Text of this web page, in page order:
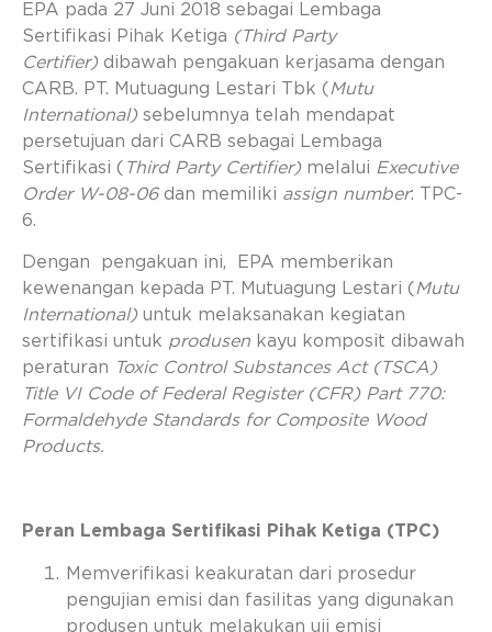
EPA pada 27 Juni 2018 sebagai Lembaga
Sertifikasi Pihak Ketiga (Third Party
Certifier) dibawah pengakuan kerjasama dengan
CARB. PT. Mutuagung Lestari Tbk ( Mutu
International) sebelumnya telah mendapat
persetujuan dari CARB sebagai Lembaga
Sertifikasi ( Third Party Certifier)melalui Executive
Order W-08-06 dan memiliki assign number: TPC-
6.
Dengan pengakuan ini, EPA memberikan
kewenangan kepada PT. Mutuagung Lestari (Mutu
International) untuk melaksanakan kegiatan
sertifikasi untuk produsen kayu komposit dibawah
peraturan Toxic Control Substances Act (TSCA)
Title VI Code of Federal Register (CFR) Part 770:
Formaldehyde Standards for Composite Wood
Products.
Peran Lembaga Sertifikasi Pihak Ketiga (TPC)
Memverifikasi keakuratan dari prosedur
pengujian emisi dan fasilitas yang digunakan
produsen untuk melakukan uji emisi